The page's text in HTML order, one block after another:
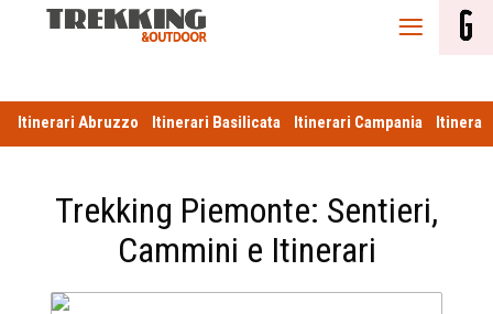
Itinerari Abruzzo Itinerari Basilicata Itinerari Campania
Trekking Piemonte: Sentieri,
Cammini e Itinerari